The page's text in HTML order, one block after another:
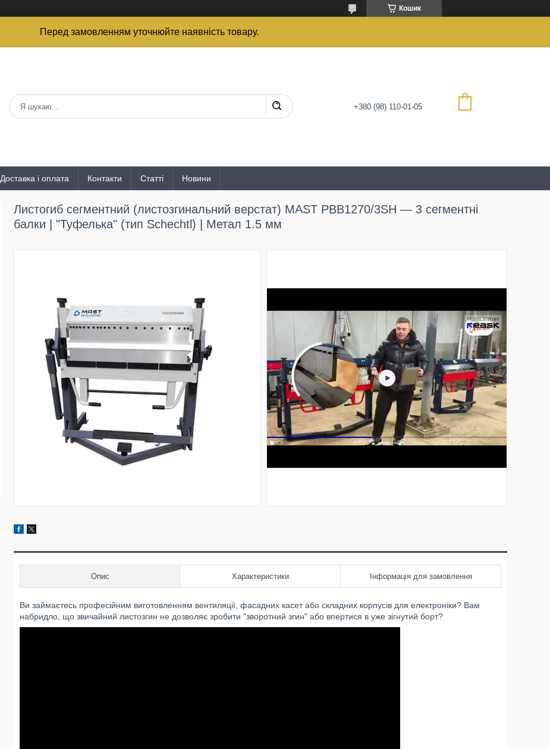
Кошик
Перед замовленням уточнюйте наявність товару.
+380 (98) 110-01-05
Доставка і оплата Контакти Статті Новини
Листогиб сегментний (листозгинальний верстат) MAST PBB1270/3SH — 3 сегментні
балки | "Туфелька" (тип Schechtl) | Метал 1.5 мм
Опис Характеристики Інформація для замовлення
Ви займаєтесь професійним виготовленням вентиляції, фасадних касет або складних корпусів для електроніки? Вам
набридло, що звичайний листозгин не дозволяє зробити "зворотний згин" або впертися в уже зігнутий борт?